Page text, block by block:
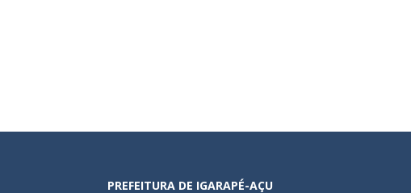
PREFEITURA DE IGARAPÉ-AÇU